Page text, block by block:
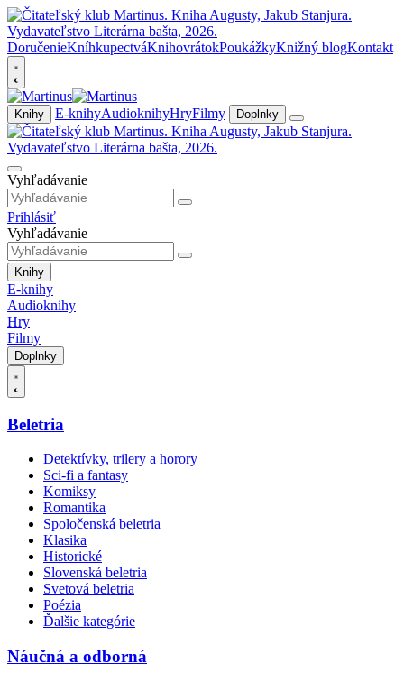
DoručenieKníhkupectváKnihovrátokPoukážkyKnižný blogKontakt
Knihy E-knihyAudioknihyHryFilmy Doplnky
Vyhľadávanie
Prihlásiť
Vyhľadávanie
Knihy
E-knihy
Audioknihy
Hry
Filmy
Doplnky
Beletria
Detektívky, trilery a horory
Sci-fi a fantasy
Komiksy
Romantika
Spoločenská beletria
Klasika
Historické
Slovenská beletria
Svetová beletria
Poézia
Ďalšie kategórie
Náučná a odborná